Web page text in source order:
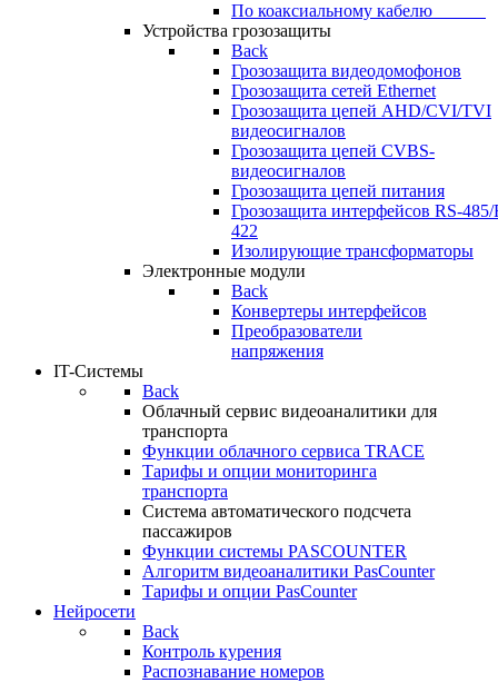
По коаксиальному кабелю⠀⠀⠀⠀
Устройства грозозащиты
Back
Грозозащита видеодомофонов
Грозозащита сетей Ethernet
Грозозащита цепей AHD/CVI/TVI
видеосигналов
Грозозащита цепей CVBS-
видеосигналов
Грозозащита цепей питания
Грозозащита интерфейсов RS-485/
422
Изолирующие трансформаторы
Электронные модули
Back
Конвертеры интерфейсов
Преобразователи
напряжения
IT-Системы
Back
Облачный сервис видеоаналитики для
транспорта
Функции облачного сервиса TRACE
Тарифы и опции мониторинга
транспорта
Система автоматического подсчета
пассажиров
Функции системы PASCOUNTER
Алгоритм видеоаналитики PasCounter
Тарифы и опции PasCounter
Нейросети
Back
Контроль курения
Распознавание номеров